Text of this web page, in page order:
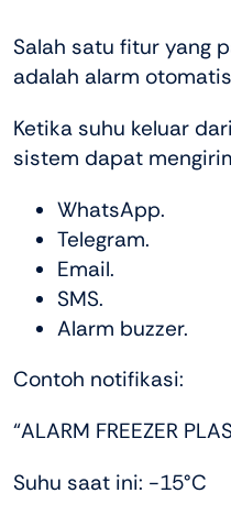
Salah satu fitur yang
adalah alarm
Ketika suhu keluar
sistem dapat
WhatsApp.
Telegram.
Email.
SMS.
Alarm buzzer.
Contoh notifikasi:
“ALARM FREEZER
Suhu saat ini: -15°C